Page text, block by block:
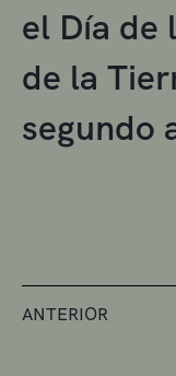
el Día de
de la
segundo
ANTERIOR